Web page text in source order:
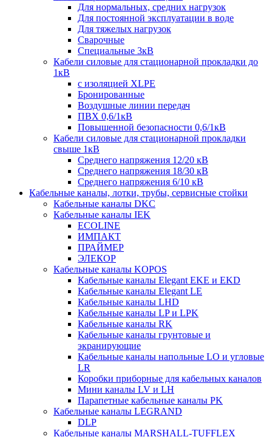
Для нормальных, средних нагрузок
Для постоянной эксплуатации в воде
Для тяжелых нагрузок
Сварочные
Специальные 3кВ
Кабели силовые для стационарной прокладки до
1кВ
c изоляцией XLPE
Бронированные
Воздушные линии передач
ПВХ 0,6/1кВ
Повышенной безопасности 0,6/1кВ
Кабели силовые для стационарной прокладки
свыше 1кВ
Среднего напряжения 12/20 кВ
Среднего напряжения 18/30 кВ
Среднего напряжения 6/10 кВ
Кабельные каналы, лотки, трубы, сервисные стойки
Кабельные каналы DKC
Кабельные каналы IEK
ECOLINE
ИМПАКТ
ПРАЙМЕР
ЭЛЕКОР
Кабельные каналы KOPOS
Кабельные каналы Elegant EKE и EKD
Кабельные каналы Elegant LE
Кабельные каналы LHD
Кабельные каналы LP и LPK
Кабельные каналы RK
Кабельные каналы грунтовые и
экранирующие
Кабельные каналы напольные LO и угловые
LR
Коробки приборные для кабельных каналов
Мини каналы LV и LH
Парапетные кабельные каналы PK
Кабельные каналы LEGRAND
DLP
Кабельные каналы MARSHALL-TUFFLEX